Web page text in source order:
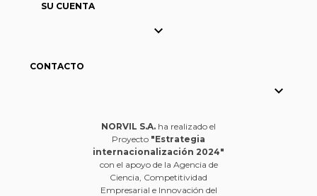
SU CUENTA

CONTACTO

NORVIL S.A. ha realizado el
Proyecto "Estrategia
internacionalización 2024"
con el apoyo de la Agencia de
Ciencia, Competitividad
Empresarial e Innovación del